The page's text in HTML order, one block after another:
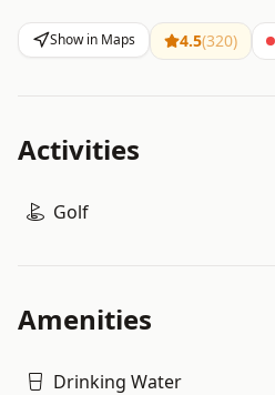
Show in Maps 4.5(320)
Activities
Golf
Amenities
Drinking Water